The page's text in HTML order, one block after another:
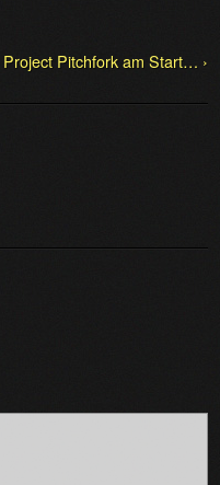
Pitchfork am Start… ›